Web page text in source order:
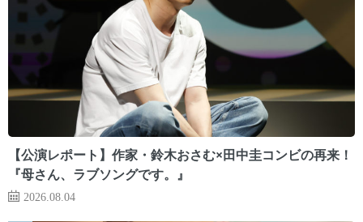
【公演レポート】作家・鈴木おさむ×田中圭コンビの再来！
『母さん、ラブソングです。』
2026.08.04